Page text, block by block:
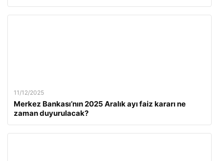
11/12/2025
Merkez Bankası’nın 2025 Aralık ayı faiz kararı ne
zaman duyurulacak?